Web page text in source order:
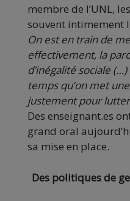
membre de l’UNL,
souvent intimement
On est en train de
effectivement, la
d’inégalité sociale
temps qu’on met
justement pour
Des enseignant.es
grand oral
sa mise en place.
Des politiques de